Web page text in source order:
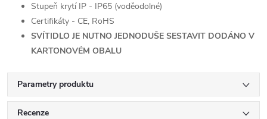
Stupeň krytí IP - IP65 (voděodolné)
Certifikáty - CE, RoHS
SVÍTIDLO JE NUTNO JEDNODUŠE SESTAVIT DODÁNO V
KARTONOVÉM OBALU
Parametry produktu
Recenze